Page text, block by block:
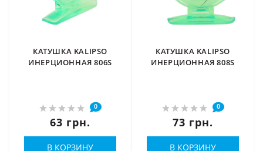
КАТУШКА KALIPSO
ИНЕРЦИОННАЯ 806S
0
63 грн.
В КОРЗИНУ
КАТУШКА KALIPSO
ИНЕРЦИОННАЯ 808S
0
73 грн.
В КОРЗИНУ